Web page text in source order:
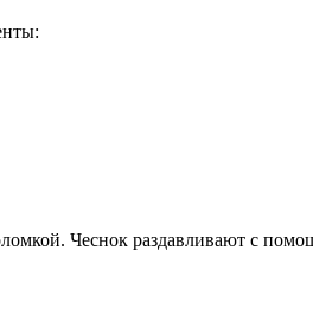
Чеснок раздавливают с